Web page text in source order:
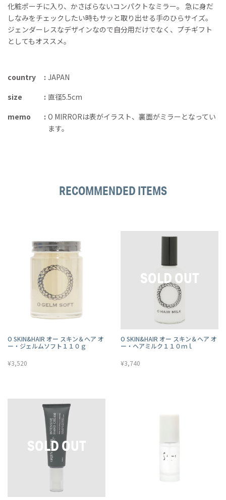
化粧ポーチに入り、かさばらないコンパクトなミラー。 急に身だ
しなみをチェックしたい時もサッと取り出せる手のひらサイズ。
ジェンダーレスなデザインなので自分用だけでなく、プチギフト
としてもオススメ。
country
JAPAN
size
直径5.5cm
memo
O MIRRORは表がイラスト、裏面がミラーとなってい
ます。
RECOMMENDED ITEMS
O SKIN&HAIR オー スキン＆ヘア オ
ー・ジェルムソフト１１０ｇ
¥3,520
O SKIN&HAIR オー スキン＆ヘア オ
ー・ヘアミルク１１０ｍｌ
¥3,740